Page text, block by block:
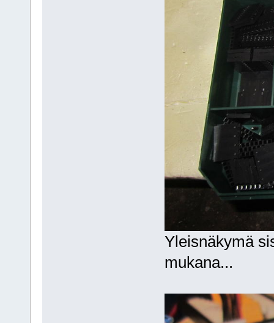
Yleisnäkymä
mukana...